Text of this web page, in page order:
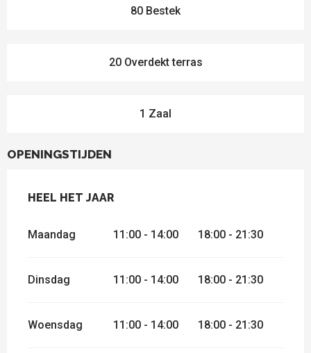
80 Bestek
20 Overdekt terras
1 Zaal
OPENINGSTIJDEN
HEEL HET JAAR
HEEL HET JAAR
Maandag 11:00 - 14:00 18:00 - 21:30
Dinsdag 11:00 - 14:00 18:00 - 21:30
Woensdag 11:00 - 14:00 18:00 - 21:30